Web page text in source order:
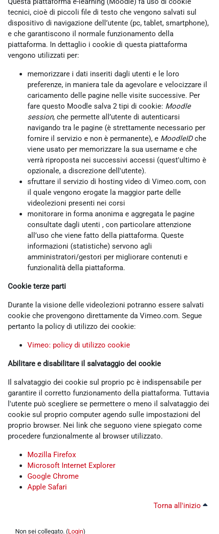
tecnici, cioè di piccoli file di testo che vengono salvati sul
dispositivo di navigazione dell’utente (pc, tablet, smartphone),
e che garantiscono il normale funzionamento della
piattaforma. In dettaglio i cookie di questa piattaforma
vengono utilizzati per:
memorizzare i dati inseriti dagli utenti e le loro
preferenze, in maniera tale da agevolare e velocizzare il
caricamento delle pagine nelle visite successive. Per
fare questo Moodle salva 2 tipi di cookie: Moodle
session, che permette all’utente di autenticarsi
navigando tra le pagine (è strettamente necessario per
fornire il servizio e non è permanente), e MoodleIDche
viene usato per memorizzare la sua username e che
verrà riproposta nei successivi accessi (quest'ultimo è
opzionale, a discrezione dell'utente).
sfruttare il servizio di hosting video di Vimeo.com, con
il quale vengono erogate la maggior parte delle
videolezioni presenti nei corsi
monitorare in forma anonima e aggregata le pagine
consultate dagli utenti , con particolare attenzione
all’uso che viene fatto della piattaforma. Queste
informazioni (statistiche) servono agli
amministratori/gestori per migliorare contenuti e
funzionalità della piattaforma.
Cookie terze parti
Durante la visione delle videolezioni potranno essere salvati
cookie che provengono direttamente da Vimeo.com. Segue
pertanto la policy di utilizzo dei cookie:
Vimeo: policy di utilizzo cookie
Abilitare e disabilitare il salvataggio dei cookie
Il salvataggio dei cookie sul proprio pc è indispensabile per
garantire il corretto funzionamento della piattaforma. Tuttavia
l'utente può scegliere se permettere o meno il salvataggio dei
cookie sul proprio computer agendo sulle impostazioni del
proprio browser. Nei link che seguono viene spiegato come
procedere funzionalmente al browser utilizzato.
Mozilla Firefox
Microsoft Internet Explorer
Google Chrome
Apple Safari
Torna all'inizio
Non sei collegato. (Login)